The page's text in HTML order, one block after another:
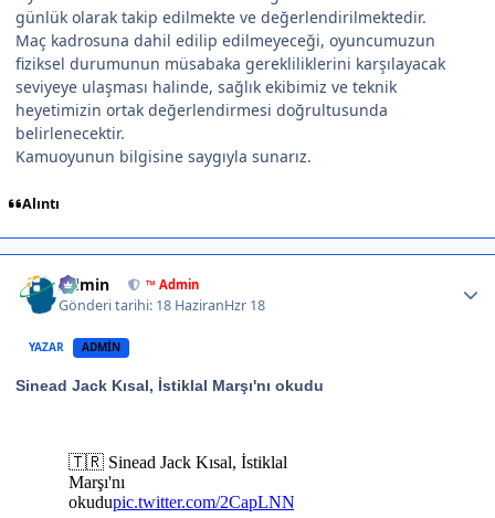
günlük olarak takip edilmekte ve değerlendirilmektedir.
Maç kadrosuna dahil edilip edilmeyeceği, oyuncumuzun
fiziksel durumunun müsabaka gerekliliklerini karşılayacak
seviyeye ulaşması halinde, sağlık ekibimiz ve teknik
heyetimizin ortak değerlendirmesi doğrultusunda
belirlenecektir.
Kamuoyunun bilgisine saygıyla sunarız.
Alıntı
Admin ™ Admin
Gönderi tarihi: 18 HaziranHzr 18
YAZAR ADMIN
Sinead Jack Kısal, İstiklal Marşı'nı okudu